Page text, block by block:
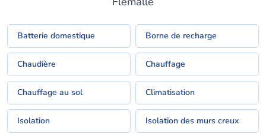
Batterie domestique Borne de recharge
Chaudière Chauffage
Chauffage au sol Climatisation
Isolation Isolation des murs creux